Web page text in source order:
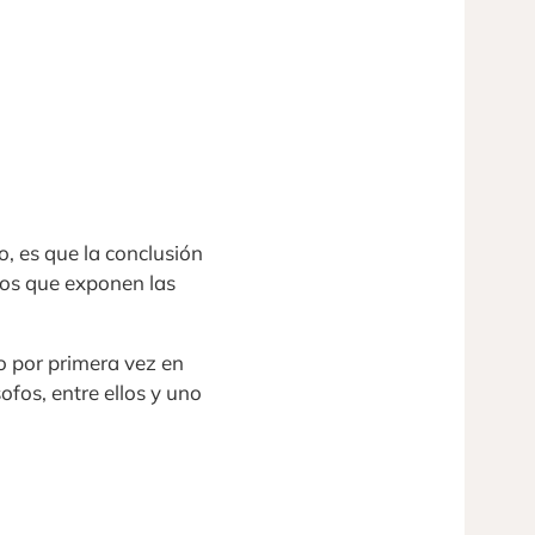
es que la conclusión
que exponen las
por primera vez en
entre ellos y uno